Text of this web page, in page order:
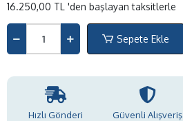
16.250,00 TL 'den başlayan taksitlerle
Sepete Ekle
Hızlı Gönderi Güvenli Alışveriş